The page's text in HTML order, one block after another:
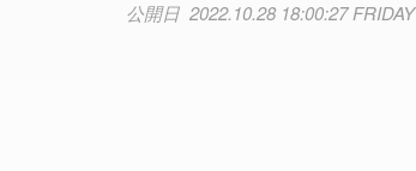
2022.10.28 18:00:27 FRIDAY